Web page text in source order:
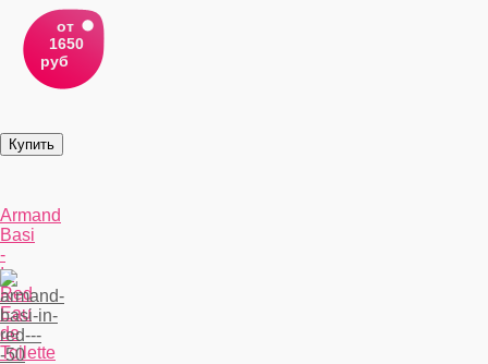
от
1650
руб
Armand
Basi
-
In
Red
Eau
de
Toilette